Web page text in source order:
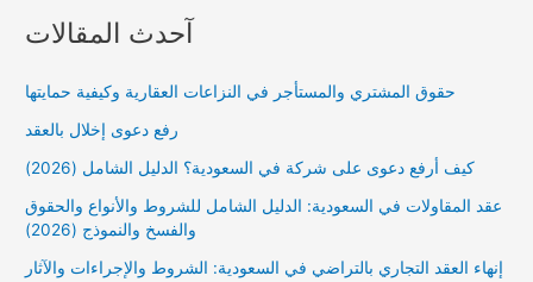
آحدث المقالات
حقوق المشتري والمستأجر في النزاعات العقارية وكيفية حمايتها
رفع دعوى إخلال بالعقد
كيف أرفع دعوى على شركة في السعودية؟ الدليل الشامل (2026)
عقد المقاولات في السعودية: الدليل الشامل للشروط والأنواع والحقوق
والفسخ والنموذج (2026)
إنهاء العقد التجاري بالتراضي في السعودية: الشروط والإجراءات والآثار